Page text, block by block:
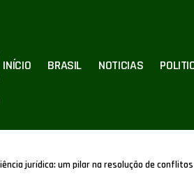
INÍCIO BRASIL NOTICIAS
jurídica: um pilar na resolução de